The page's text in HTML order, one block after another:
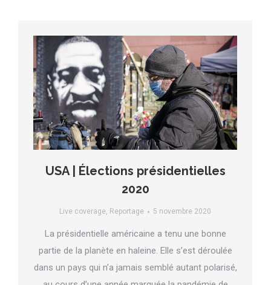
USA | Élections présidentielles
2020
Live coverage, Reportage 5 novembre 2020
La présidentielle américaine a tenu une bonne
partie de la planète en haleine. Elle s’est déroulée
dans un pays qui n’a jamais semblé autant polarisé,